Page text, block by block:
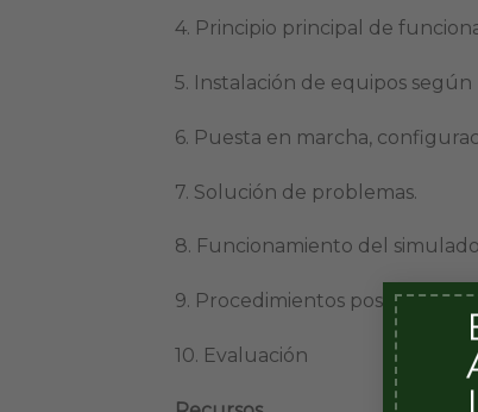
4. Principio principal de
5. Instalación de equipos según
6. Puesta en marcha,
7. Solución de problemas.
8. Funcionamiento del
9. Procedimientos posteriores a
10. Evaluación